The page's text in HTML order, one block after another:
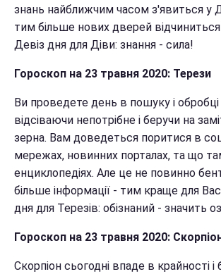
знань найближчим часом з'явиться у
тим більше нових дверей
Девіз дня для Діви: знання - сила!
Гороскоп на 23 травня 2020: Терези
Ви проведете день в пошуку і обробці
відсіваючи непотрібне і беручи на
зерна. Вам доведеться поритися в
мережах, новинних порталах, та що
енциклопедіях. Але це не повинно
більше інформації - тим краще для
дня для Терезів: обізнаний - значить
Гороскоп на 23 травня 2020:
Скорпіон сьогодні впаде в крайності